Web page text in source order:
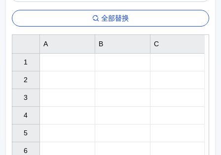
全部替换
1
2
3
4
5
6
A B C